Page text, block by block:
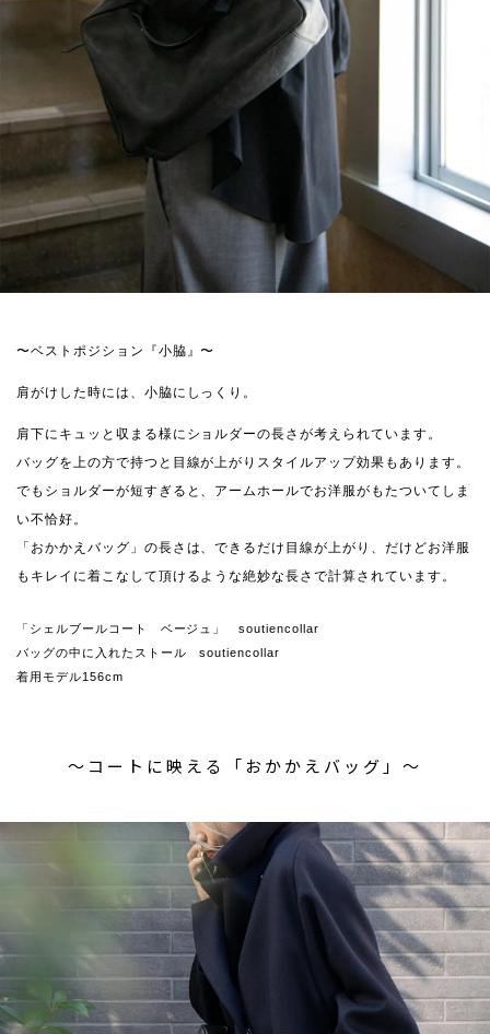
〜ベストポジション『小脇』〜
肩がけした時には、小脇にしっくり。
肩下にキュッと収まる様にショルダーの長さが考えられています。
バッグを上の方で持つと目線が上がりスタイルアップ効果もあります。
でもショルダーが短すぎると、アームホールでお洋服がもたついてしま
い不恰好。
「おかかえバッグ」の長さは、できるだけ目線が上がり、だけどお洋服
もキレイに着こなして頂けるような絶妙な長さで計算されています。
「シェルブールコート ベージュ」 soutiencollar
バッグの中に入れたストール soutiencollar
着用モデル156cm
〜コートに映える「おかかえバッグ」〜